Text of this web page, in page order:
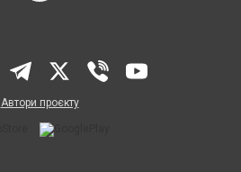
Автори проєкту